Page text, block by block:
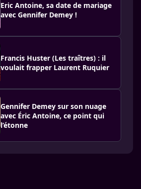
Eric Antoine, sa date de mariage
avec Gennifer Demey !
Francis Huster (Les traîtres) : il
voulait frapper Laurent Ruquier
Gennifer Demey sur son nuage
avec Éric Antoine, ce point qui
l’étonne